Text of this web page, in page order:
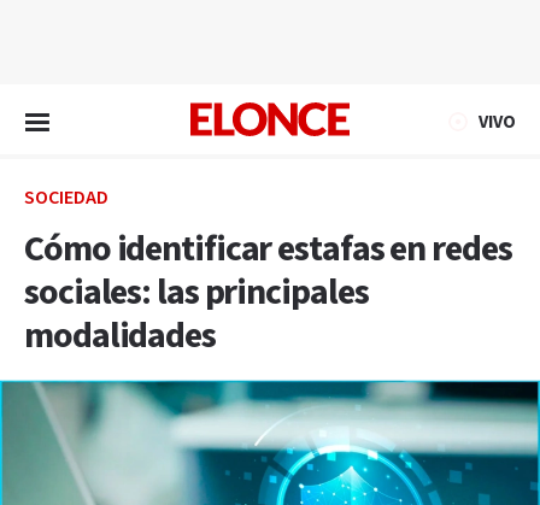
VIVO
SOCIEDAD
Cómo identificar estafas en redes
sociales: las principales
modalidades